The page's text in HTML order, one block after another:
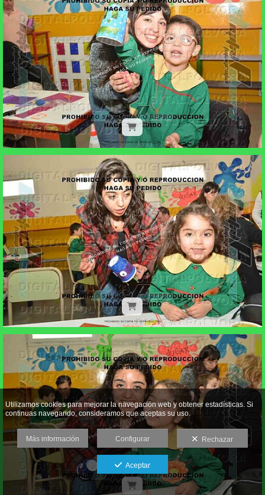
Utilizamos cookies para mejorar la navegación web y obtener estadísticas. Si
continuas navegando, consideramos que aceptas su uso.
Más información Configurar Rechazar
Aceptar